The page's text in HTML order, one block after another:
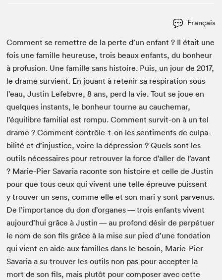
Français
Com­ment se remet­tre de la perte d’un enfant ? Il était une
fois une famille heureuse, trois beaux enfants, du bon­heur
à pro­fu­sion. Une famille sans his­toire. Puis, un jour de2017,
le drame survient. En jouant à retenir sa res­pi­ra­tion sous
l’eau, Justin Lefeb­vre,8 ans, perd la vie. Tout se joue en
quelques instants, le bon­heur tourne au cauchemar,
l’équilibre famil­ial est rompu. Com­ment survit-on à un tel
drame ? Com­ment con­trôle-t-on les sen­ti­ments de cul­pa­
bil­ité et d’injustice, voire la dépres­sion ? Quels sont les
out­ils néces­saires pour retrou­ver la force d’aller de l’avant
? Marie-Pier Savaria racon­te son his­toire et celle de Justin
pour que tous ceux qui vivent une telle épreuve puis­sent
y trou­ver un sens, comme elle et son mari y sont par­venus.
De l’importance du don d’organes — trois enfants vivent
aujourd’hui grâce à Justin — au pro­fond désir de per­pétuer
le nom de son fils grâce à la mise sur pied d’une fon­da­tion
qui vient en aide aux familles dans le besoin, Marie-Pier
Savaria a su trou­ver les out­ils non pas pour accepter la
mort de son fils, mais plutôt pour com­pos­er avec cette